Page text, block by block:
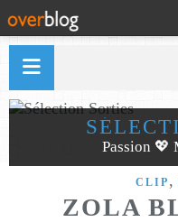
Passion 💖
CLIP ,
ZOLA